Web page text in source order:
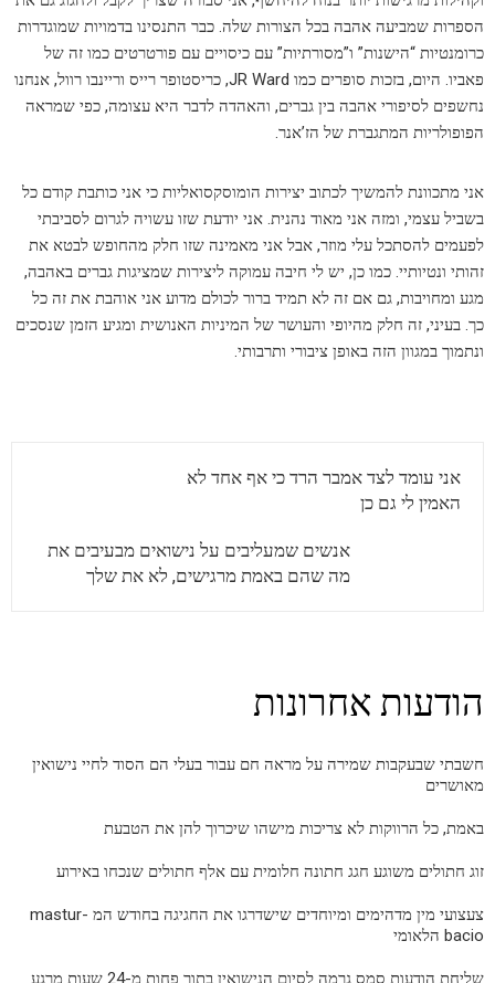
הספרות שמביעה אהבה בכל הצורות שלה. כבר התנסינו בדמויות שמוגדרות
כרומנטיות “הישנות” ו”מסורתיות” עם כיסויים עם פורטרטים כמו זה של
פאביו. היום, בזכות סופרים כמו JR Ward, כריסטופר רייס וריינבו רוול, אנחנו
נחשפים לסיפורי אהבה בין גברים, והאהדה לדבר היא עצומה, כפי שמראה
הפופולריות המתגברת של הז’אנר.
אני מתכוונת להמשיך לכתוב יצירות הומוסקסואליות כי אני כותבת קודם כל
בשביל עצמי, ומזה אני מאוד נהנית. אני יודעת שזו עשויה לגרום לסביבתי
לפעמים להסתכל עלי מוזר, אבל אני מאמינה שזו חלק מהחופש לבטא את
זהותי ונטיותיי. כמו כן, יש לי חיבה עמוקה ליצירות שמציגות גברים באהבה,
מגע ומחויבות, גם אם זה לא תמיד ברור לכולם מדוע אני אוהבת את זה כל
כך. בעיני, זה חלק מהיופי והעושר של המיניות האנושית ומגיע הזמן שנסכים
ונתמוך במגוון הזה באופן ציבורי ותרבותי.
אני עומד לצד אמבר הרד כי אף אחד לא
האמין לי גם כן
אנשים שמעליבים על נישואים מבעיבים את
מה שהם באמת מרגישים, לא את שלך
הודעות אחרונות
חשבתי שבעקבות שמירה על מראה חם עבור בעלי הם הסוד לחיי נישואין
מאושרים
באמת, כל הרווקות לא צריכות מישהו שיכרוך להן את הטבעת
זוג חתולים משוגע חגג חתונה חלומית עם אלף חתולים שנכחו באירוע
צעצועי מין מדהימים ומיוחדים שישדרגו את החגיגה בחודש המ mastur-
bacio הלאומי
שליחת הודעות סמס גרמה לסיום הנישואין בתוך פחות מ-24 שעות מרגע